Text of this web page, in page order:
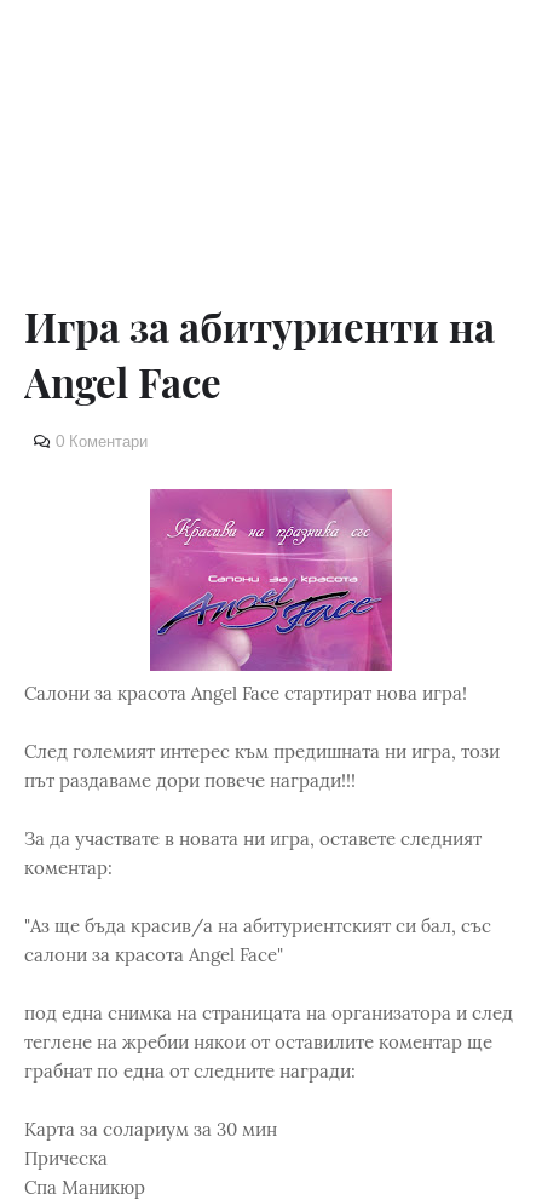
Игра за абитуриенти на
Angel Face
0 Коментари
Салони за красота Angel Face стартират нова игра!
След големият интерес към предишната ни игра, този
път раздаваме дори повече награди!!!
За да участвате в новата ни игра, оставете следният
коментар:
"Аз ще бъда красив/а на абитуриентският си бал, със
салони за красота Angel Face"
под една снимка на страницата на организатора и след
теглене на жребии някои от оставилите коментар ще
грабнат по една от следните награди:
Карта за солариум за 30 мин
Прическа
Спа Маникюр